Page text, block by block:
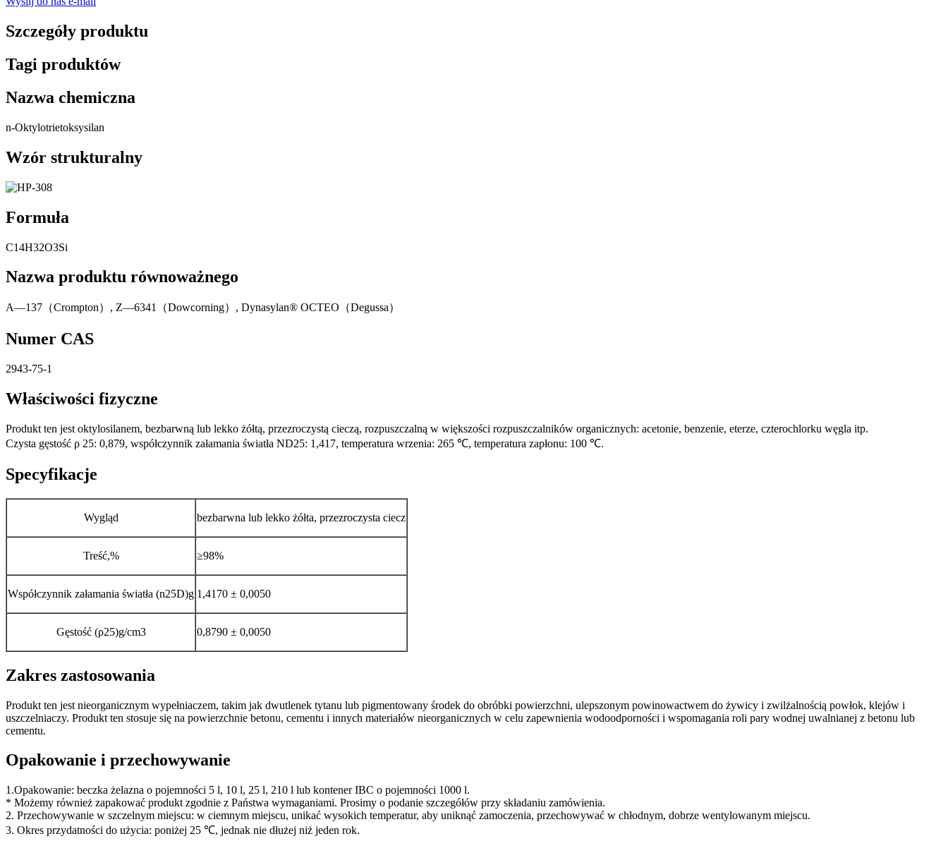
Szczegóły produktu
Tagi produktów
Nazwa chemiczna
n-Oktylotrietoksysilan
Wzór strukturalny
Formuła
C14H32O3Si
Nazwa produktu równoważnego
A—137（Crompton）, Z—6341（Dowcorning）, Dynasylan® OCTEO（Degussa）
Numer CAS
2943-75-1
Właściwości fizyczne
Produkt ten jest oktylosilanem, bezbarwną lub lekko żółtą, przezroczystą cieczą, rozpuszczalną w większości rozpuszczalników organicznych: acetonie, benzenie, eterze, czterochlorku węgla itp.
Czysta gęstość ρ 25: 0,879, współczynnik załamania światła ND25: 1,417, temperatura wrzenia: 265 ℃, temperatura zapłonu: 100 ℃.
Specyfikacje
Wygląd bezbarwna lub lekko żółta, przezroczysta ciecz
Treść,% ≥98%
Współczynnik załamania światła (n25D)g 1,4170 ± 0,0050
Gęstość (ρ25)g/cm3 0,8790 ± 0,0050
Zakres zastosowania
Produkt ten jest nieorganicznym wypełniaczem, takim jak dwutlenek tytanu lub pigmentowany środek do obróbki powierzchni, ulepszonym powinowactwem do żywicy i zwilżalnością powłok, klejów i
uszczelniaczy. Produkt ten stosuje się na powierzchnie betonu, cementu i innych materiałów nieorganicznych w celu zapewnienia wodoodporności i wspomagania roli pary wodnej uwalnianej z betonu lub
cementu.
Opakowanie i przechowywanie
1.Opakowanie: beczka żelazna o pojemności 5 l, 10 l, 25 l, 210 l lub kontener IBC o pojemności 1000 l.
* Możemy również zapakować produkt zgodnie z Państwa wymaganiami. Prosimy o podanie szczegółów przy składaniu zamówienia.
2. Przechowywanie w szczelnym miejscu: w ciemnym miejscu, unikać wysokich temperatur, aby uniknąć zamoczenia, przechowywać w chłodnym, dobrze wentylowanym miejscu.
3. Okres przydatności do użycia: poniżej 25 ℃, jednak nie dłużej niż jeden rok.